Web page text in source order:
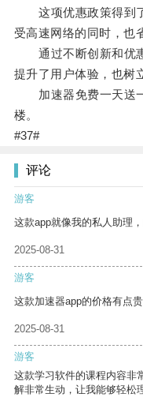
这项优惠政策得到了
受高速网络的同时，也
通过不断创新和优惠
提升了用户体验，也树
加速器免费一天送一
楼。
#37#
评论
游客
这款app就像我的私人助理
2025-08-31
游客
这款加速器app的价格有点
2025-08-31
游客
这款学习软件的课程内容非
解非常生动，让我能够轻松